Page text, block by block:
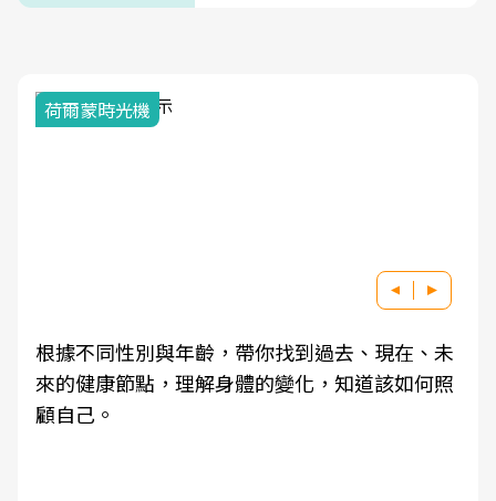
荷爾蒙時光機
根據不同性別與年齡，帶你找到過去、現在、未
來的健康節點，理解身體的變化，知道該如何照
顧自己。